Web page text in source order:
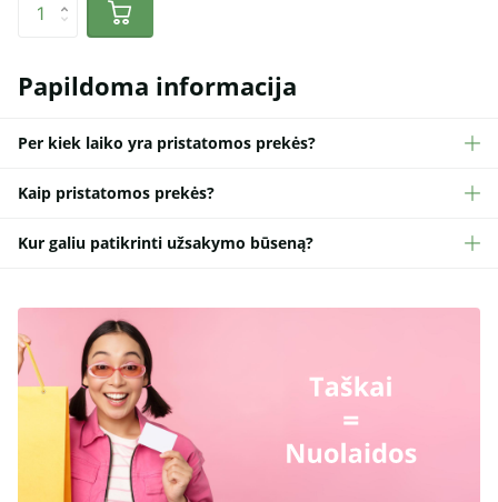
Papildoma informacija
Per kiek laiko yra pristatomos prekės?
Kaip pristatomos prekės?
Kur galiu patikrinti užsakymo būseną?